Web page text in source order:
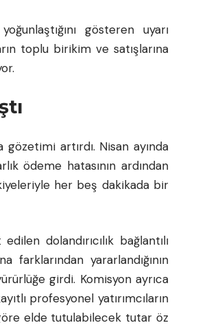
gösteren uyarı
toplu birikim ve satışlarına
artırdı. Nisan ayında
ödeme hatasının ardından
her beş dakikada bir
dolandırıcılık bağlantılı
yararlandığının
girdi. Komisyon ayrıca
profesyonel yatırımcıların
elde tutulabilecek tutar öz